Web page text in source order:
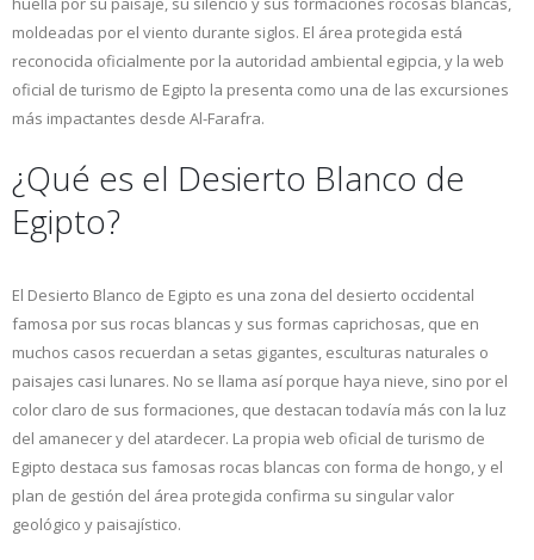
está
y
qué
merece
moldeadas por el viento durante siglos. El área protegida está
reconocida oficialmente por la autoridad ambiental egipcia, y la web
oficial de turismo de Egipto la presenta como una de las excursiones
más impactantes desde Al-Farafra.
¿Qué es el Desierto Blanco de
Egipto?
El Desierto Blanco de Egipto es una zona del desierto occidental
famosa por sus rocas blancas y sus formas caprichosas, que en
muchos casos recuerdan a setas gigantes, esculturas naturales o
paisajes casi lunares. No se llama así porque haya nieve, sino por el
color claro de sus formaciones, que destacan todavía más con la luz
del amanecer y del atardecer. La propia web oficial de turismo de
Egipto destaca sus famosas rocas blancas con forma de hongo, y el
plan de gestión del área protegida confirma su singular valor
geológico y paisajístico.